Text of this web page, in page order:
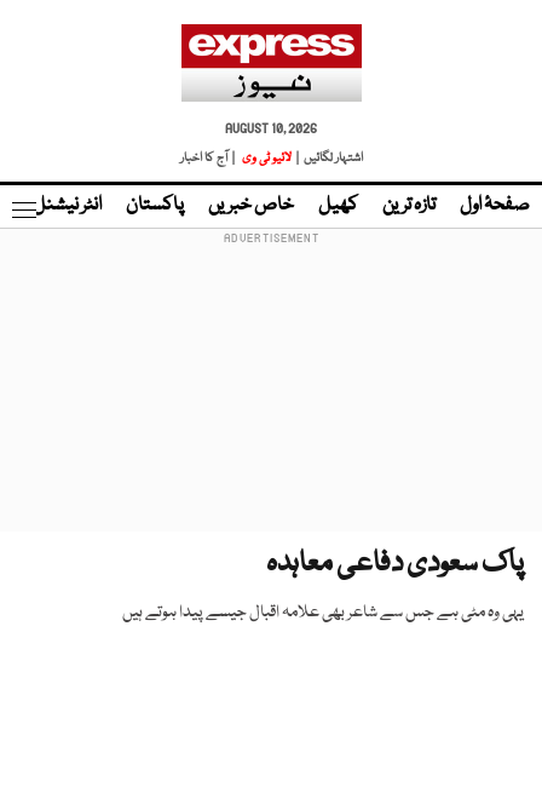
AUGUST 10, 2026
اشتہار لگائیں |
لائیو ٹی وی | آج کا اخبار
صفحۂ اول تازہ ترین کھیل خاص خبریں پاکستان انٹر نیشنل
پاک سعودی دفاعی معاہدہ
یہی وہ مٹی ہے جس سے شاعر بھی علامہ اقبال جیسے پیدا ہوتے ہیں